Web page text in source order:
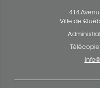
414
Ville de